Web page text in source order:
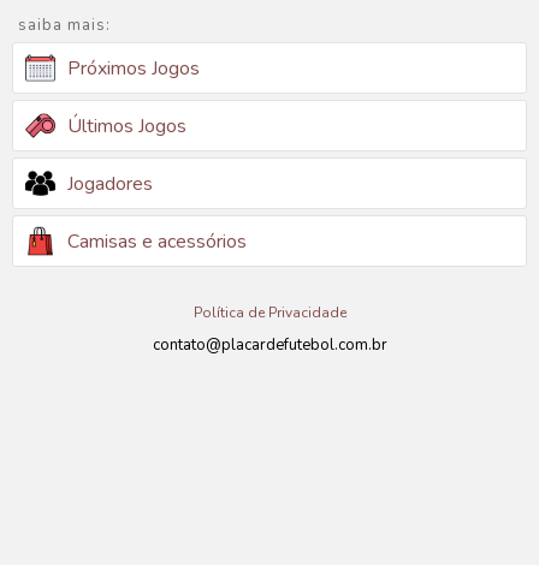
saiba mais:
Próximos Jogos
Últimos Jogos
Jogadores
Camisas e acessórios
Política de Privacidade
contato@placardefutebol.com.br